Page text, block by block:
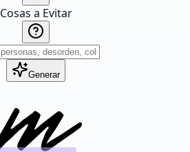
Cosas a Evitar
Generar